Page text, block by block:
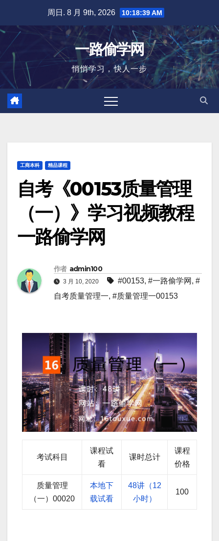
内
容
周日. 8 月 9th, 2026 10:18:40 AM
一路偷学网
悄悄学习，快人一步
工商本科 精品课程
自考《00153质量管理
（一）》学习视频教程
一路偷学网
作者 admin100
3 月 10, 2020 #00153, #一路偷学网 , #
自考质量管理一, #质量管理一00153
考试科目
课程试
看
课时总计
课程
价格
质量管理
（一）00020
本地下
载试看
48讲（12
小时）
100